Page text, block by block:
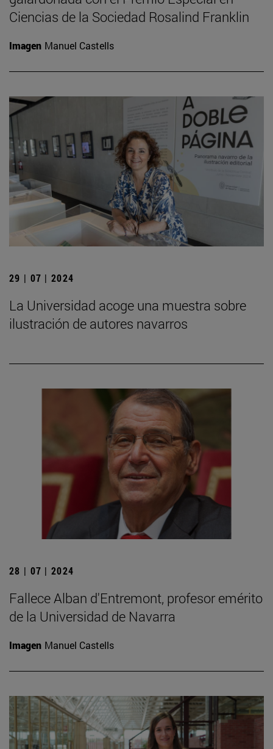
Ciencias de la Sociedad Rosalind Franklin
Imagen Manuel Castells
29 | 07 | 2024
La Universidad acoge una muestra sobre
ilustración de autores navarros
28 | 07 | 2024
Fallece Alban d'Entremont, profesor emérito
de la Universidad de Navarra
Imagen Manuel Castells